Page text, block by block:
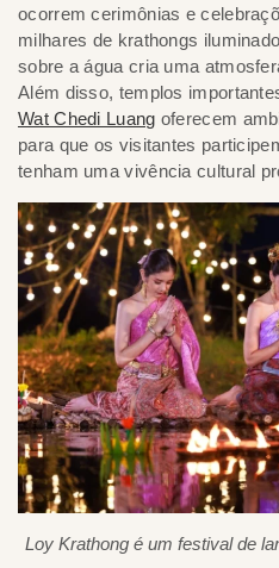
ocorrem cerimônias e
milhares de krathongs
sobre a água cria uma
Além disso, templos
Wat Chedi Luang oferecem
para que os visitantes
tenham uma vivência cultural
Loy Krathong é um festival de